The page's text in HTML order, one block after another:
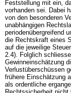
Feststellung mit ein,
vorhanden sei. Dabei
von den besonderen
unabhängigen
periodenübergreifend
die Rechtskraft eines
auf die jeweilige
2.4). Folglich
Gewinneinschätzung
Verlustüberschüssen
frühere Einschätzung
als ordentliche